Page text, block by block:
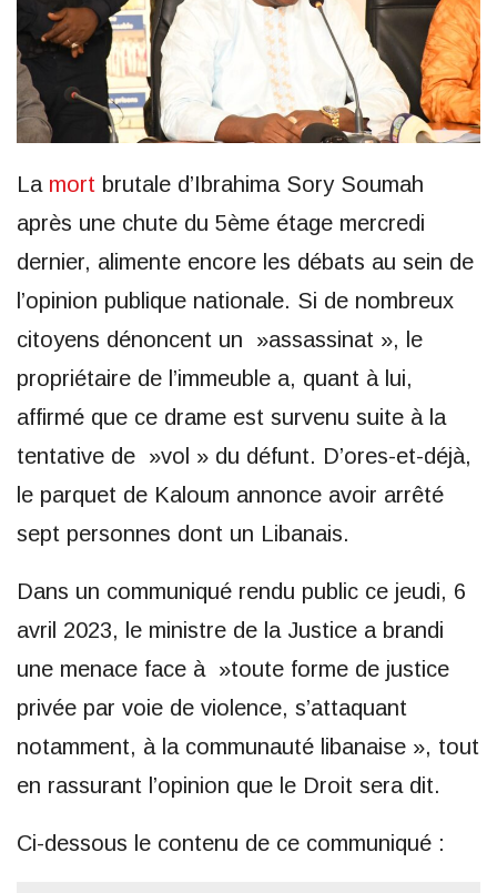
La mort brutale d’Ibrahima Sory Soumah
après une chute du 5ème étage mercredi
dernier, alimente encore les débats au sein de
l’opinion publique nationale. Si de nombreux
citoyens dénoncent un »assassinat », le
propriétaire de l’immeuble a, quant à lui,
affirmé que ce drame est survenu suite à la
tentative de »vol » du défunt. D’ores-et-déjà,
le parquet de Kaloum annonce avoir arrêté
sept personnes dont un Libanais.
Dans un communiqué rendu public ce jeudi, 6
avril 2023, le ministre de la Justice a brandi
une menace face à »toute forme de justice
privée par voie de violence, s’attaquant
notamment, à la communauté libanaise », tout
en rassurant l’opinion que le Droit sera dit.
Ci-dessous le contenu de ce communiqué :